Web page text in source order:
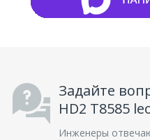
Задайте
HD2 T8585
Инженеры